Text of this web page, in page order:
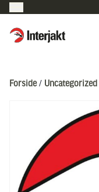
Interjakt DK
Forside/ Uncategorized